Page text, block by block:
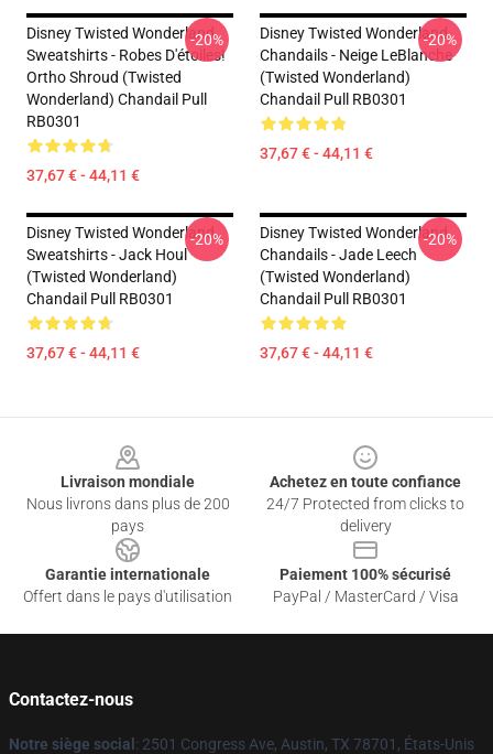
Disney Twisted Wonderland
Sweatshirts - Robes D'étoiles!
Ortho Shroud (Twisted
Wonderland) Chandail Pull
RB0301
37,67 € - 44,11 €
-20%
Disney Twisted Wonderland
Chandails - Neige LeBlanche
(Twisted Wonderland)
Chandail Pull RB0301
37,67 € - 44,11 €
-20%
Disney Twisted Wonderland
Sweatshirts - Jack Houl
(Twisted Wonderland)
Chandail Pull RB0301
37,67 € - 44,11 €
-20%
Disney Twisted Wonderland
Chandails - Jade Leech
(Twisted Wonderland)
Chandail Pull RB0301
37,67 € - 44,11 €
-20%
Livraison mondiale
Nous livrons dans plus de 200
pays
Achetez en toute confiance
24/7 Protected from clicks to
delivery
Garantie internationale
Offert dans le pays d'utilisation
Paiement 100% sécurisé
PayPal / MasterCard / Visa
Contactez-nous
Notre siège social : 2501 Congress Ave, Austin, TX 78701, États-Unis